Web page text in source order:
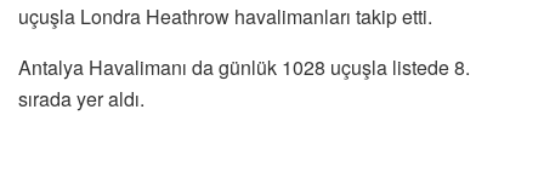
uçuşla Londra Heathrow havalimanları takip etti.
Antalya Havalimanı da günlük 1028 uçuşla listede 8.
sırada yer aldı.